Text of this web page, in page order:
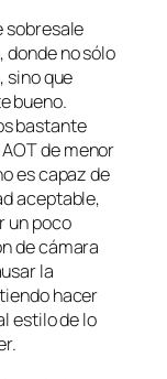
sobresale
no sólo
sino que
bueno.
bastante
de menor
es capaz de
aceptable,
un poco
de cámara
la
hacer
estilo de lo